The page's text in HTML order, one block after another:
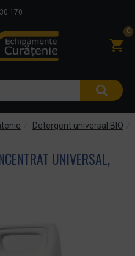
170
0
Detergent universal BIO
UNIVERSAL,